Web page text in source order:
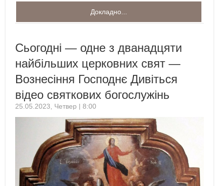
Докладно...
Сьогодні — одне з дванадцяти
найбільших церковних свят —
Вознесіння Господнє Дивіться
відео святкових богослужінь
25.05.2023, Четвер | 8:00